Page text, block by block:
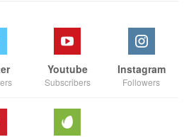
Youtube
Subscribers
Instagram
Followers